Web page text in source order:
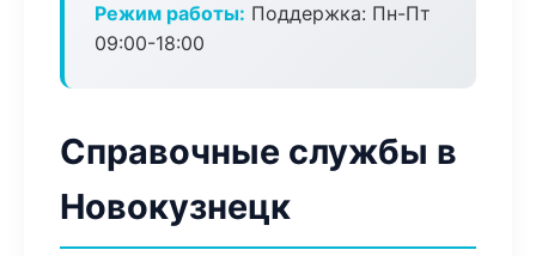
Режим работы: Поддержка: Пн-Пт
09:00-18:00
Справочные службы в
Новокузнецк